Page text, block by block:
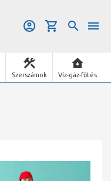
Szerszámok Víz-gáz-fűtés